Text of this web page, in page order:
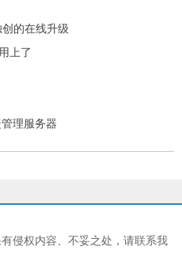
创的在线升级
上了
理服务器
侵权内容、不妥之处，请联系我